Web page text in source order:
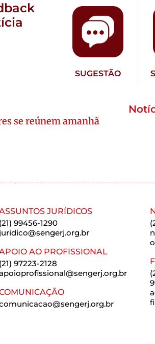
SUGESTÃO
se reúnem amanhã
JURÍDICOS
(21) 99456-1290
juridico@sengerj.org.br
AO PROFISSIONAL
(21) 97223-2128